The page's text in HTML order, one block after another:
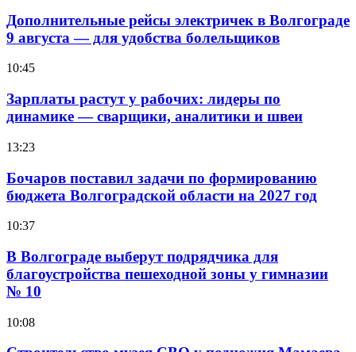
Дополнительные рейсы электричек в Волгограде
9 августа — для удобства болельщиков
10:45
Зарплаты растут у рабочих: лидеры по
динамике — сварщики, аналитики и швеи
13:23
Бочаров поставил задачи по формированию
бюджета Волгоградской области на 2027 год
10:37
В Волгограде выберут подрядчика для
благоустройства пешеходной зоны у гимназии
№ 10
10:08